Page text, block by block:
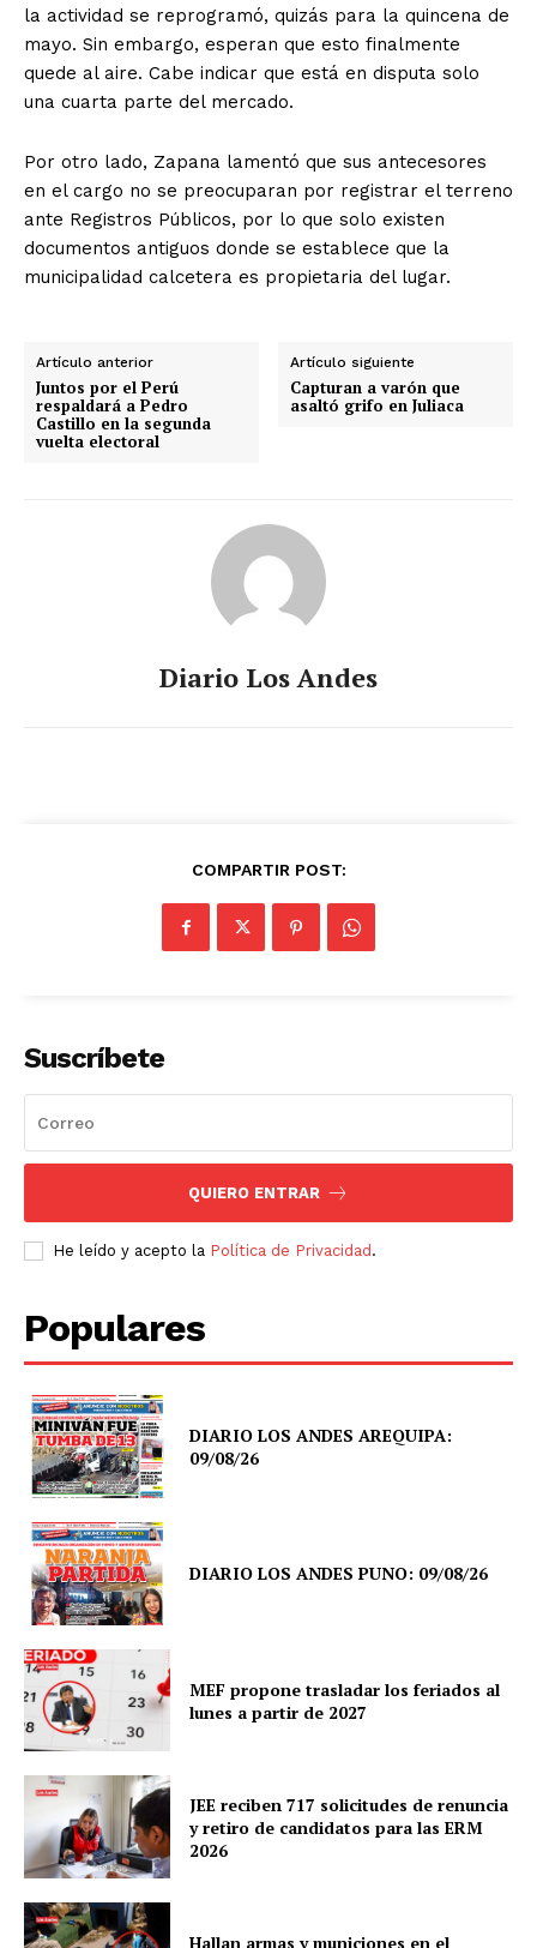
la actividad se reprogramó, quizás para la quincena de
mayo. Sin embargo, esperan que esto finalmente
quede al aire. Cabe indicar que está en disputa solo
una cuarta parte del mercado.
Por otro lado, Zapana lamentó que sus antecesores
en el cargo no se preocuparan por registrar el terreno
ante Registros Públicos, por lo que solo existen
documentos antiguos donde se establece que la
municipalidad calcetera es propietaria del lugar.
Artículo anterior
Juntos por el Perú
respaldará a Pedro
Castillo en la segunda
vuelta electoral
Artículo siguiente
Capturan a varón que
asaltó grifo en Juliaca
Diario Los Andes
COMPARTIR POST:
Suscríbete
QUIERO ENTRAR
He leído y acepto la Política de Privacidad .
Populares
DIARIO LOS ANDES AREQUIPA:
09/08/26
DIARIO LOS ANDES PUNO: 09/08/26
MEF propone trasladar los feriados al
lunes a partir de 2027
JEE reciben 717 solicitudes de renuncia
y retiro de candidatos para las ERM
2026
Hallan armas y municiones en el